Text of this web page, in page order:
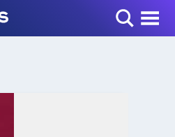
Toggle Menu